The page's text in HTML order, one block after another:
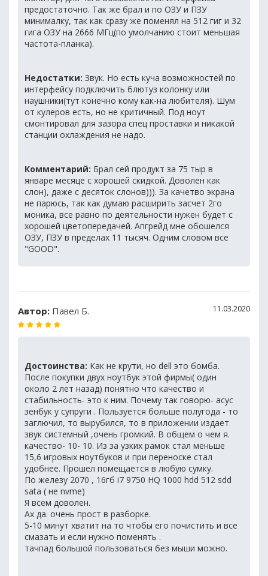
предостаточно. Так же брал и по ОЗУ и ПЗУ
минималку, так как сразу же поменял на 512 гиг и 32
гига ОЗУ на 2666 МГц(по умолчанию стоит меньшая
частота-планка).
Недостатки: Звук. Но есть куча возможностей по
интерфейсу подключить блютуз колонку или
наушники(тут конечно кому как-на любителя). Шум
от кулеров есть, но не критичный. Под ноут
смонтировал для зазора спец проставки и никакой
станции охлаждения не надо.
Комментарий: Брал сей продукт за 75 тыр в
январе месяце с хорошей скидкой. Доволен как
слон), даже с десяток слонов))). За качетво экрана
не парюсь, так как думаю расширить засчет 2го
моника, все равно по деятельности нужен будет с
хорошей цветопередачей. Апгрейд мне обошелся
ОЗУ, ПЗУ в пределах 11 тысяч. Одним словом все
"GOOD".
Автор: Павел Б. 11.03.2020
Достоинства: Как не крути, но dell это бомба.
После покупки двух ноутбук этой фирмы( один
около 2 лет назад) понятно что качество и
стабильность- это к ним. Почему так говорю- асус
зенбук у супруги . Пользуется больше полугода - то
заглючил, то вырубился, то в приложении издает
звук системный ,очень громкий. В общем о чем я.
качество- 10- 10. Из за узких рамок стал меньше
15,6 игровых ноутбуков и при переноске стал
удобнее. Прошел помещается в любую сумку.
По железу 2070 , 16гб i7 9750 HQ 1000 hdd 512 sdd
sata ( не nvme)
Я всем доволен.
Ах да. очень прост в разборке.
5-10 минут хватит на то чтобы его почистить и все
смазать и если нужно поменять .
тачпад большой пользоваться без мыши можно.